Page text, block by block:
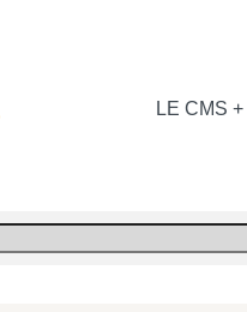
LE CMS +